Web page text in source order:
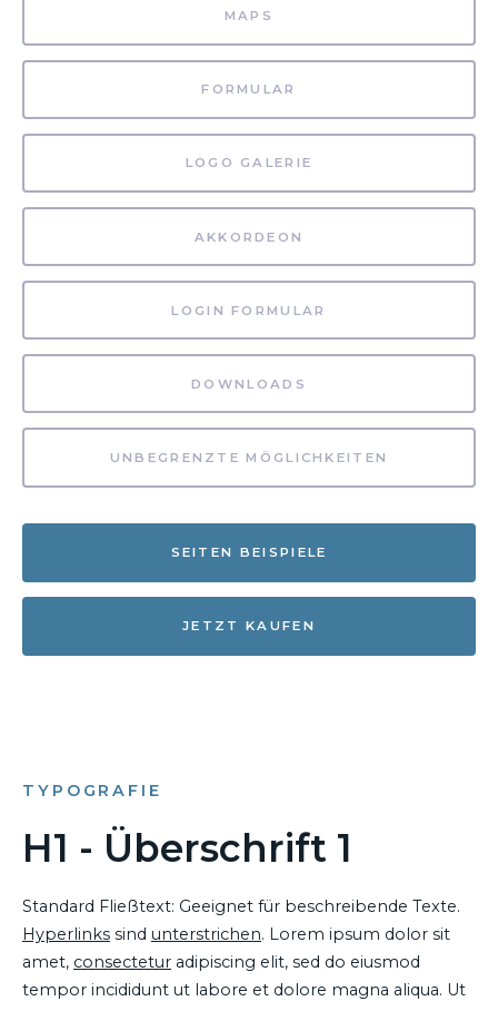
MAPS
FORMULAR
LOGO GALERIE
AKKORDEON
LOGIN FORMULAR
DOWNLOADS
UNBEGRENZTE MÖGLICHKEITEN
SEITEN BEISPIELE
JETZT KAUFEN
TYPOGRAFIE
H1 - Überschrift 1
Standard Fließtext: Geeignet für beschreibende Texte.
Hyperlinks sind unterstrichen. Lorem ipsum dolor sit
amet, consectetur adipiscing elit, sed do eiusmod
tempor incididunt ut labore et dolore magna aliqua. Ut